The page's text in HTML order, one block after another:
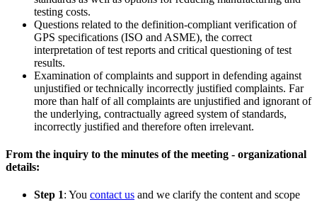
testing costs.
Questions related to the definition-compliant verification of
GPS specifications (ISO and ASME), the correct
interpretation of test reports and critical questioning of test
results.
Examination of complaints and support in defending against
unjustified or technically incorrectly justified complaints. Far
more than half of all complaints are unjustified and ignorant of
the underlying, contractually agreed system of standards,
incorrectly justified and therefore often irrelevant.
From the inquiry to the minutes of the meeting - organizational
details:
Step 1: You contact us and we clarify the content and scope